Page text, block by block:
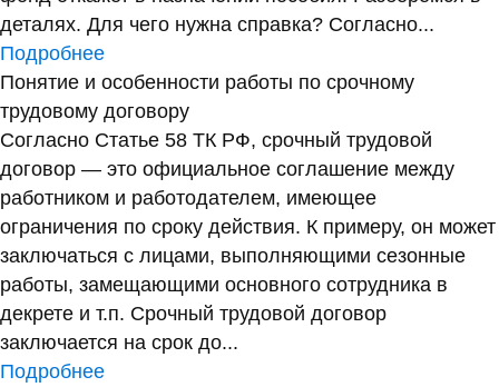
деталях. Для чего нужна справка? Согласно...
Подробнее
Понятие и особенности работы по срочному
трудовому договору
Согласно Статье 58 ТК РФ, срочный трудовой
договор — это официальное соглашение между
работником и работодателем, имеющее
ограничения по сроку действия. К примеру, он может
заключаться с лицами, выполняющими сезонные
работы, замещающими основного сотрудника в
декрете и т.п. Срочный трудовой договор
заключается на срок до...
Подробнее